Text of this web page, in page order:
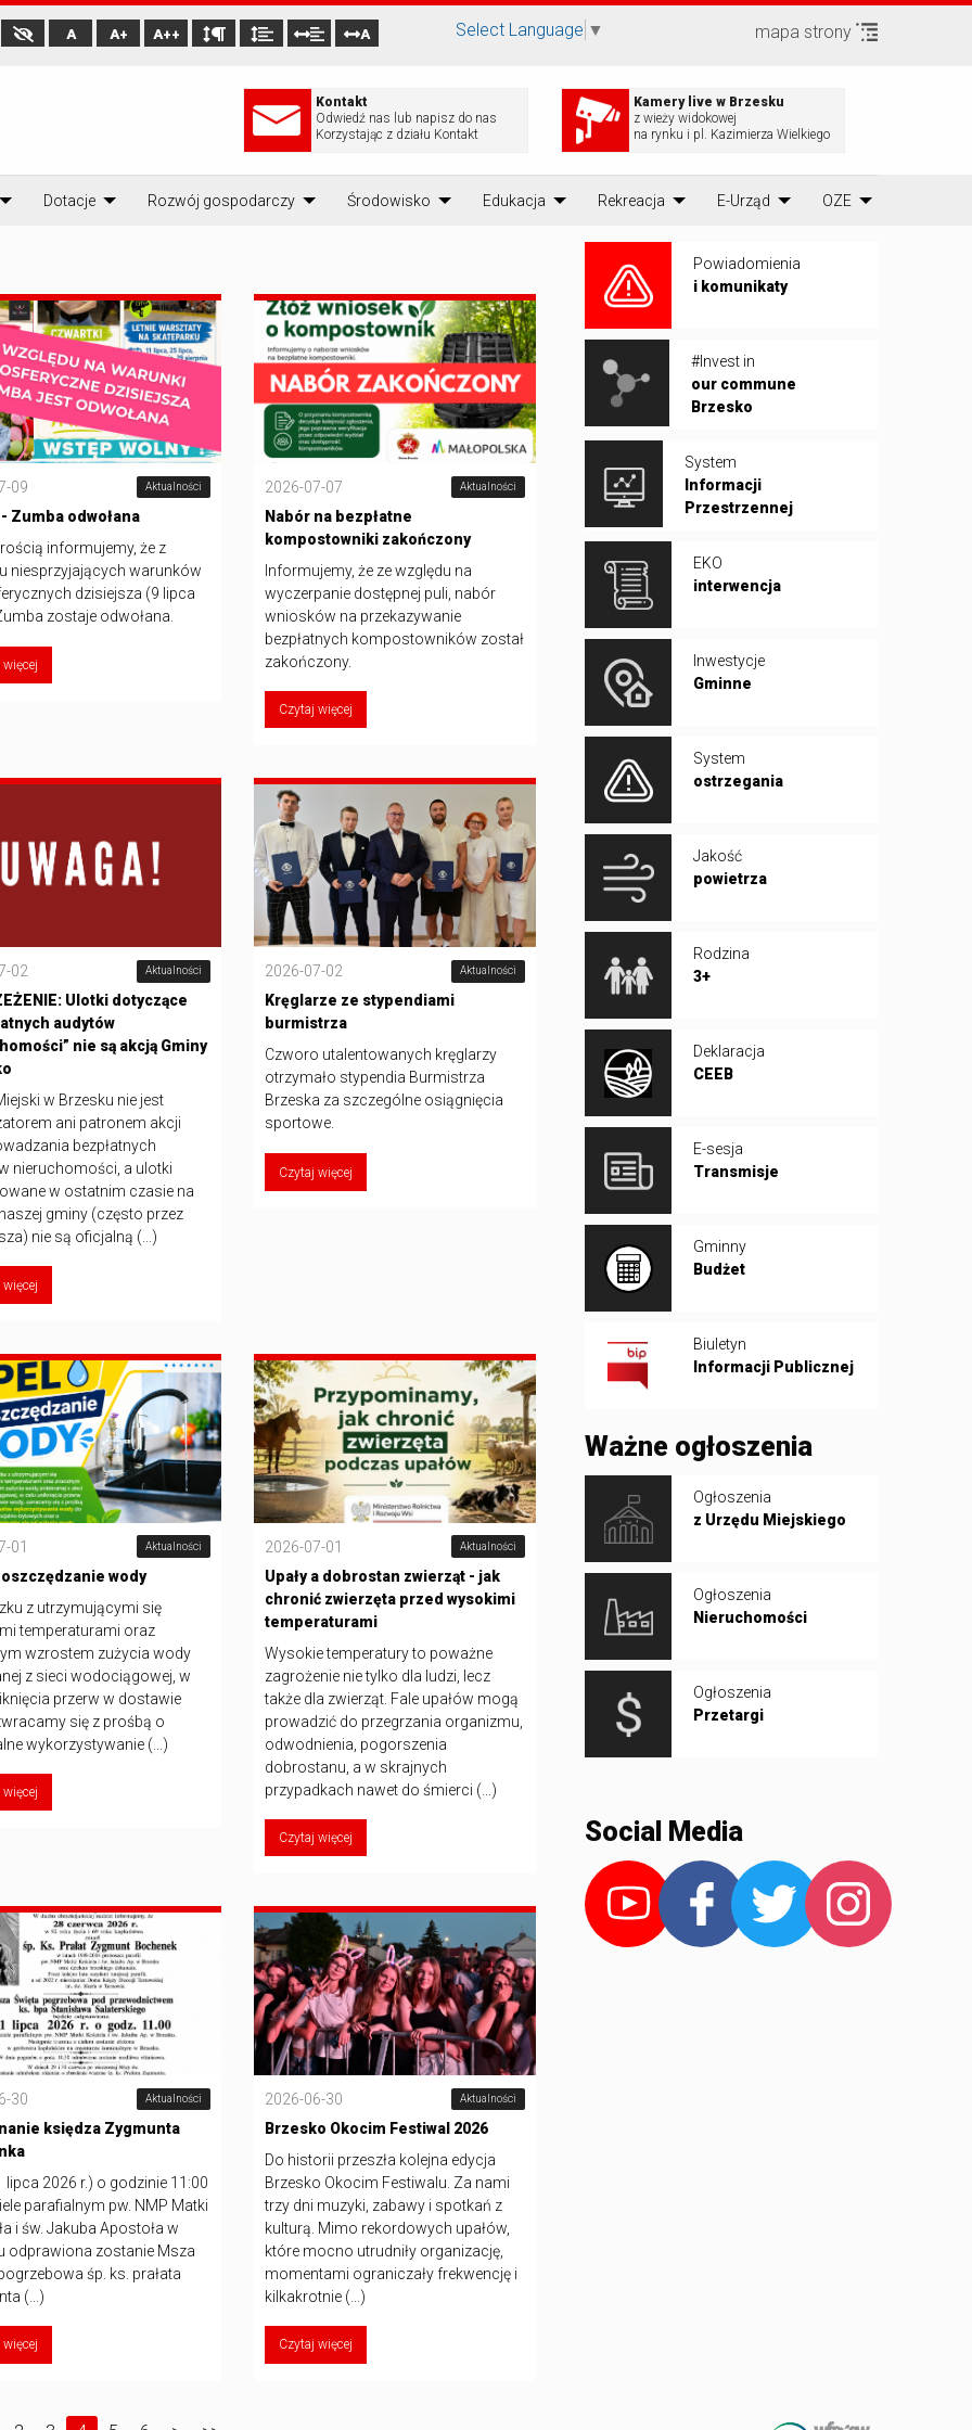
A A+ A++ A Select Language ▼ mapa strony
Kontakt
Odwiedź nas lub napisz do nas
Korzystając z działu Kontakt
Kamery live w Brzesku
z wieży widokowej
na rynku i pl. Kazimierza Wielkiego
Dotacje Rozwój gospodarczy Środowisko Edukacja Rekreacja E-Urząd OZE
09 Aktualności
Zumba odwołana
informujemy, że z
niesprzyjających warunków
dzisiejsza (9 lipca
zostaje odwołana.
2026-07-07 Aktualności
Nabór na bezpłatne
kompostowniki zakończony
Informujemy, że ze względu na
wyczerpanie dostępnej puli, nabór
wniosków na przekazywanie
bezpłatnych kompostowników został
zakończony.
Czytaj więcej
02 Aktualności
Ulotki dotyczące
audytów
nie są akcją Gminy
w Brzesku nie jest
ani patronem akcji
bezpłatnych
nieruchomości, a ulotki
w ostatnim czasie na
gminy (często przez
nie są oficjalną (...)
2026-07-02 Aktualności
Kręglarze ze stypendiami
burmistrza
Czworo utalentowanych kręglarzy
otrzymało stypendia Burmistrza
Brzeska za szczególne osiągnięcia
sportowe.
Czytaj więcej
01 Aktualności
wody
z utrzymującymi się
temperaturami oraz
wzrostem zużycia wody
z sieci wodociągowej, w
przerw w dostawie
się z prośbą o
wykorzystywanie (...)
2026-07-01 Aktualności
Upały a dobrostan zwierząt - jak
chronić zwierzęta przed wysokimi
temperaturami
Wysokie temperatury to poważne
zagrożenie nie tylko dla ludzi, lecz
także dla zwierząt. Fale upałów mogą
prowadzić do przegrzania organizmu,
odwodnienia, pogorszenia
dobrostanu, a w skrajnych
przypadkach nawet do śmierci (...)
Czytaj więcej
30 Aktualności
księdza Zygmunta
lipca 2026 r.) o godzinie 11:00
parafialnym pw. NMP Matki
i św. Jakuba Apostoła w
odprawiona zostanie Msza
śp. ks. prałata
(...)
2026-06-30 Aktualności
Brzesko Okocim Festiwal 2026
Do historii przeszła kolejna edycja
Brzesko Okocim Festiwalu. Za nami
trzy dni muzyki, zabawy i spotkań z
kulturą. Mimo rekordowych upałów,
które mocno utrudniły organizację,
momentami ograniczały frekwencję i
kilkakrotnie (...)
Czytaj więcej
Powiadomienia
i komunikaty
#Invest in
our commune
Brzesko
System
Informacji
Przestrzennej
EKO
interwencja
Inwestycje
Gminne
System
ostrzegania
Jakość
powietrza
Rodzina
3+
Deklaracja
CEEB
E-sesja
Transmisje
Gminny
Budżet
Biuletyn
Informacji Publicznej
Ważne ogłoszenia
Ogłoszenia
z Urzędu Miejskiego
Ogłoszenia
Nieruchomości
Ogłoszenia
Przetargi
Social Media